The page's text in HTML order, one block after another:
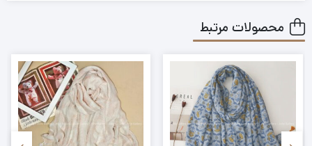
محصولات مرتبط